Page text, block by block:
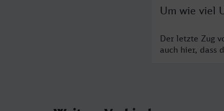
Um wie viel
Der letzte Zug
auch hier, dass